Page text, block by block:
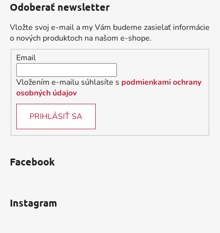
Odoberať newsletter
Vložte svoj e-mail a my Vám budeme zasielať informácie
o nových produktoch na našom e-shope.
Email
Vložením e-mailu súhlasíte s podmienkami ochrany
osobných údajov
PRIHLÁSIŤ SA
Facebook
Instagram